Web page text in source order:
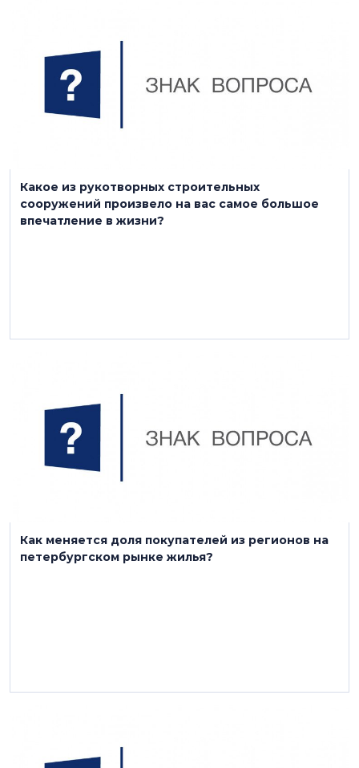
Какое из рукотворных строительных
сооружений произвело на вас самое большое
впечатление в жизни?
Как меняется доля покупателей из регионов на
петербургском рынке жилья?